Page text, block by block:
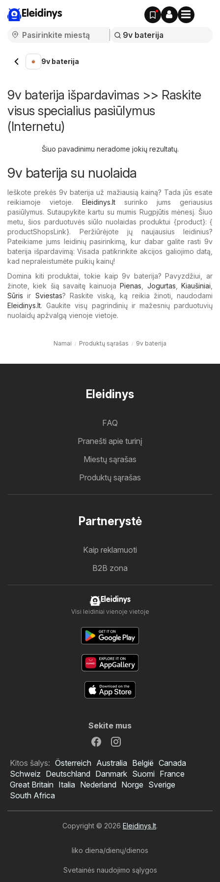
Eleidinys
9v baterija
9v baterija išpardavimas >> Raskite
visus specialius pasiūlymus
(Internetu)
Šiuo pavadinimu neradome jokių rezultatų.
9v baterija su nuolaida
Ieškote prekės 9v baterija už mažiausią kainą? Tada jūs esate
reikiamoje vietoje. Eleidinys.lt surinko jums geriausius
pasiūlymus. Sutaupykite kartu su mumis Rugpjūtis mėnesį. Šiuo
metu, šios parduotuvės siūlo nuolaidas produktui {​product}: {​
productShopsLink}. Peržiūrėjote jų naujausius leidinius?
Pateikiame jums leidinių pasirinkimą, kur dabar galite rasti 9v
baterija išpardavimą: Visada patikrinkite akcijos galiojimo datą,
kad nepraleistumėte puikių kainų!
Domina kiti produktai, tokie kaip 9v baterija? Pavyzdžiui, ar
žinote, kiek šią savaitę kainuojaPienas Jogurtas ,Kiaušiniai
Sūris ir Sviestas? Raskite viską, ką reikia žinoti, naudodami
Eleidinys.lt. Gaukite visų pagrindinių ir mažesnių parduotuvių
nuolaidų apžvalgą vienoje vietoje.
Namai Produktų sąrašas 9v baterija
Eleidinys
FAQ
Pranešti apie turinį
Miestų sąrašas
Produktų sąrašas
Partnerystė
Kaip reklamuoti
B2B zona
Eleidinys
Visi leidiniai vienoje vietoje
Sekite mus
Kitos šalys: Österreich Australia België Canada
Schweiz Deutschland Danmark Suomi France
Great Britain Italia Nederland Norge Sverige
South Africa
Copyright © 2026 Eleidinys.lt.
liko diena/dienų/dienos
Svetainės naudojimo sąlygos